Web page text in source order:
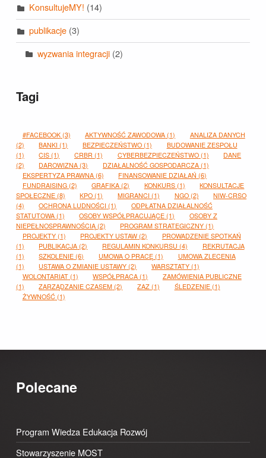
KonsultujeMY! (14)
publikacje(3)
wyzwania integracji (2)
Tagi
#FACEBOOK(3) AKTYWNOŚĆ ZAWODOWA (1)
ANALIZA DANYCH
(2)
BANKI (1) BEZPIECZEŃSTWO (1)
BUDOWANIE ZESPOŁU
(1)
CIS (1) CRBR (1) CYBERBEZPIECZEŃSTWO(1)
DANE
(2)
DAROWIZNA (3) DZIAŁALNOŚĆ GOSPODARCZA (1)
EKSPERTYZA PRAWNA(6) FINANSOWANIE DZIAŁAŃ (6)
FUNDRAISING(2) GRAFIKA (2) KONKURS(1)
KONSULTACJE
SPOŁECZNE(8) KPO (1) MIGRANCI (1) NGO(2)
NIW-CRSO
(4)
OCHRONA LUDNOŚCI (1)
ODPŁATNA DZIAŁALNOŚĆ
STATUTOWA(1) OSOBY WSPÓŁPRACUJĄCE (1)
OSOBY Z
NIEPEŁNOSPRAWNOŚCIĄ(2) PROGRAM STRATEGICZNY (1)
PROJEKTY(1) PROJEKTY USTAW (2)
PROWADZENIE SPOTKAŃ
(1)
PUBLIKACJA (2) REGULAMIN KONKURSU (4)
REKRUTACJA
(1)
SZKOLENIE (6) UMOWA O PRACĘ (1)
UMOWA ZLECENIA
(1)
USTAWA O ZMIANIE USTAWY (2) WARSZTATY (1)
WOLONTARIAT(1) WSPÓŁPRACA (1)
ZAMÓWIENIA PUBLICZNE
(1)
ZARZĄDZANIE CZASEM (2) ZAZ (1) ŚLEDZENIE(1)
ŻYWNOŚĆ(1)
Polecane
Program Wiedza Edukacja Rozwój
Stowarzyszenie MOST